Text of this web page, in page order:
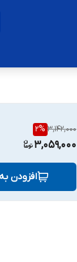
3,142,000
2%
3,059,000
افزودن